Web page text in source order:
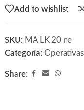
Add to wishlist
SKU: MA LK 20 ne
Categoría: Operativas
Share: